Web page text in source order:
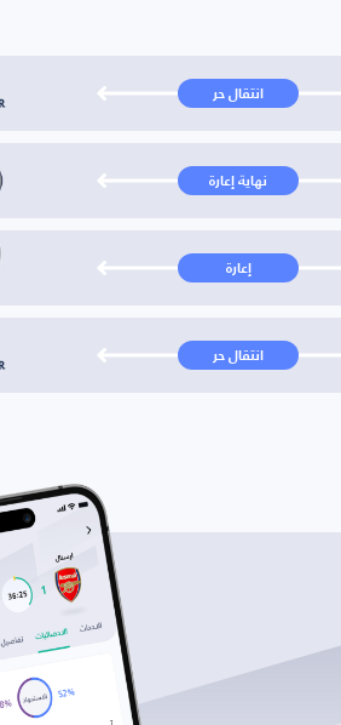
انتقال حر
نهاية إعارة
إعارة
انتقال حر